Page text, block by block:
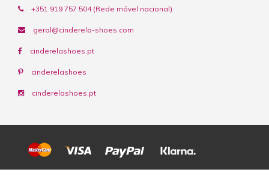
+351 919 757 504 (Rede móvel nacional)
geral@cinderela-shoes.com
cinderelashoes.pt
cinderelashoes
cinderelashoes.pt